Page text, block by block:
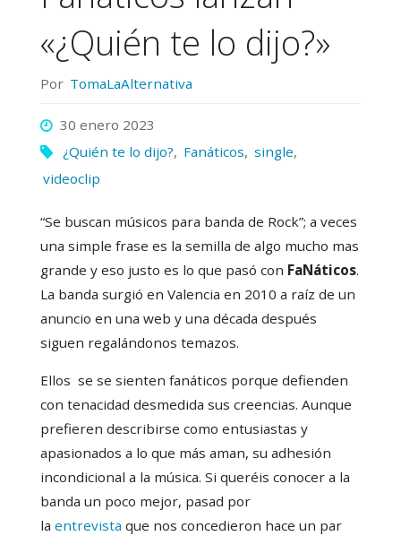
«¿Quién te lo dijo?»
Por TomaLaAlternativa
30 enero 2023
¿Quién te lo dijo?, Fanáticos, single,
videoclip
“Se buscan músicos para banda de Rock”; a veces
una simple frase es la semilla de algo mucho mas
grande y eso justo es lo que pasó con FaNáticos.
La banda surgió en Valencia en 2010 a raíz de un
anuncio en una web y una década después
siguen regalándonos temazos.
Ellos se se sienten fanáticos porque defienden
con tenacidad desmedida sus creencias. Aunque
prefieren describirse como entusiastas y
apasionados a lo que más aman, su adhesión
incondicional a la música. Si queréis conocer a la
banda un poco mejor, pasad por
la entrevista que nos concedieron hace un par